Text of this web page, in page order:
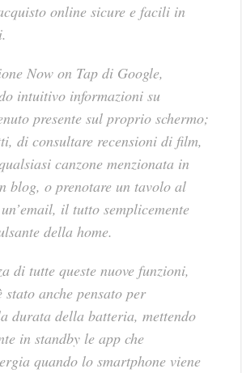
online sicure e facili in
Now on Tap di Google,
intuitivo informazioni su
presente sul proprio schermo;
di consultare recensioni di film,
canzone menzionata in
blog, o prenotare un tavolo al
il tutto semplicemente
della home.
di tutte queste nuove funzioni,
anche pensato per
durata della batteria, mettendo
in standby le app che
quando lo smartphone viene